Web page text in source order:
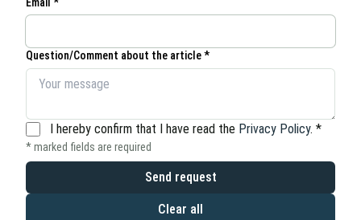
Question/Comment about the article *
I hereby confirm that I have read the Privacy Policy. *
* marked fields are required
Clear all
Send request